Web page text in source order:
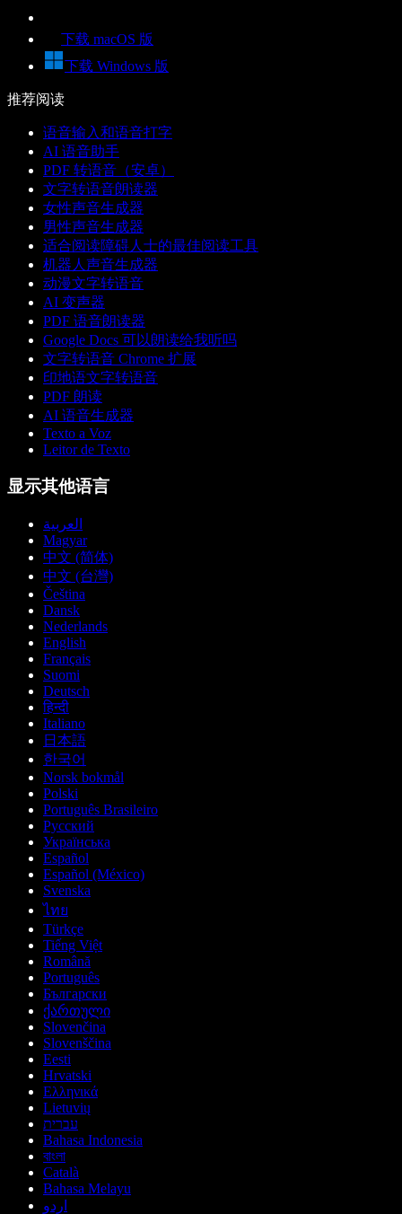
下载 macOS 版
下载 Windows 版
推荐阅读
语音输入和语音打字
AI 语音助手
PDF 转语音（安卓）
文字转语音朗读器
女性声音生成器
男性声音生成器
适合阅读障碍人士的最佳阅读工具
机器人声音生成器
动漫文字转语音
AI 变声器
PDF 语音朗读器
Google Docs 可以朗读给我听吗
文字转语音 Chrome 扩展
印地语文字转语音
PDF 朗读
AI 语音生成器
Texto a Voz
Leitor de Texto
显示其他语言
العربية
Magyar
中文 (简体)
中文 (台灣)
Čeština
Dansk
Nederlands
English
Français
Suomi
Deutsch
हिन्दी
Italiano
日本語
한국어
Norsk bokmål
Polski
Português Brasileiro
Русский
Українська
Español
Español (México)
Svenska
ไทย
Türkçe
Tiếng Việt
Română
Português
Български
ქართული
Slovenčina
Slovenščina
Eesti
Hrvatski
Ελληνικά
Lietuvių
עברית
Bahasa Indonesia
বাংলা
Català
Bahasa Melayu
اردو